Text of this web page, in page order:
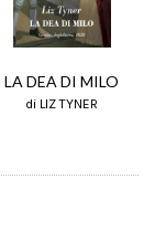
LA DEA DI MILO
di LIZ TYNER